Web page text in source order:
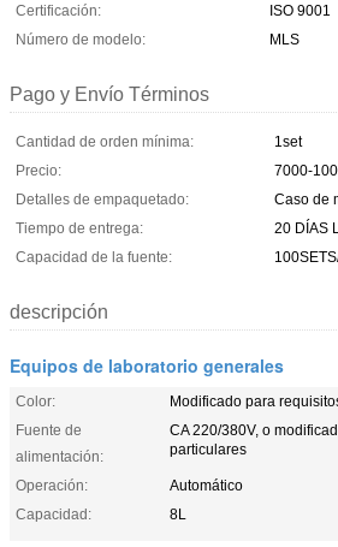
Certificación:
ISO 9001
Número de modelo:
MLS
Pago y Envío Términos
Cantidad de orden mínima:
1set
Precio:
7000-
Detalles de empaquetado:
Caso de
Tiempo de entrega:
20 DÍAS
Capacidad de la fuente:
descripción
Equipos de laboratorio generales
Color:
Modificado para
Fuente de
alimentación:
CA 220/380V, o
particulares
Operación:
Automático
Capacidad:
8L